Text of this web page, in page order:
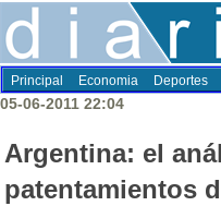
Principal Economia Deportes
05-06-2011 22:04
Argentina: el
patentamientos